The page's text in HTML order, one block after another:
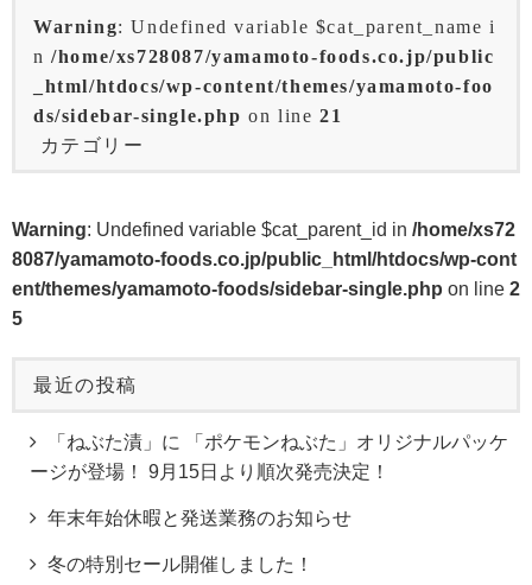
Warning: Undefined variable $cat_parent_name i
n/home/xs728087/yamamoto-foods.co.jp/public
_html/htdocs/wp-content/themes/yamamoto-foo
ds/sidebar-single.php on line21
カテゴリー
Warning: Undefined variable $cat_parent_id in /home/xs72
8087/yamamoto-foods.co.jp/public_html/htdocs/wp-cont
ent/themes/yamamoto-foods/sidebar-single.php on line 2
5
最近の投稿
「ねぶた漬」に 「ポケモンねぶた」オリジナルパッケ
ージが登場！ 9月15日より順次発売決定！
年末年始休暇と発送業務のお知らせ
冬の特別セール開催しました！